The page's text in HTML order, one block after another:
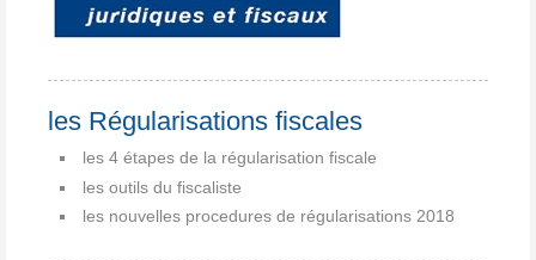
les Régularisations fiscales
les 4 étapes de la régularisation fiscale
les outils du fiscaliste
les nouvelles procedures de régularisations 2018